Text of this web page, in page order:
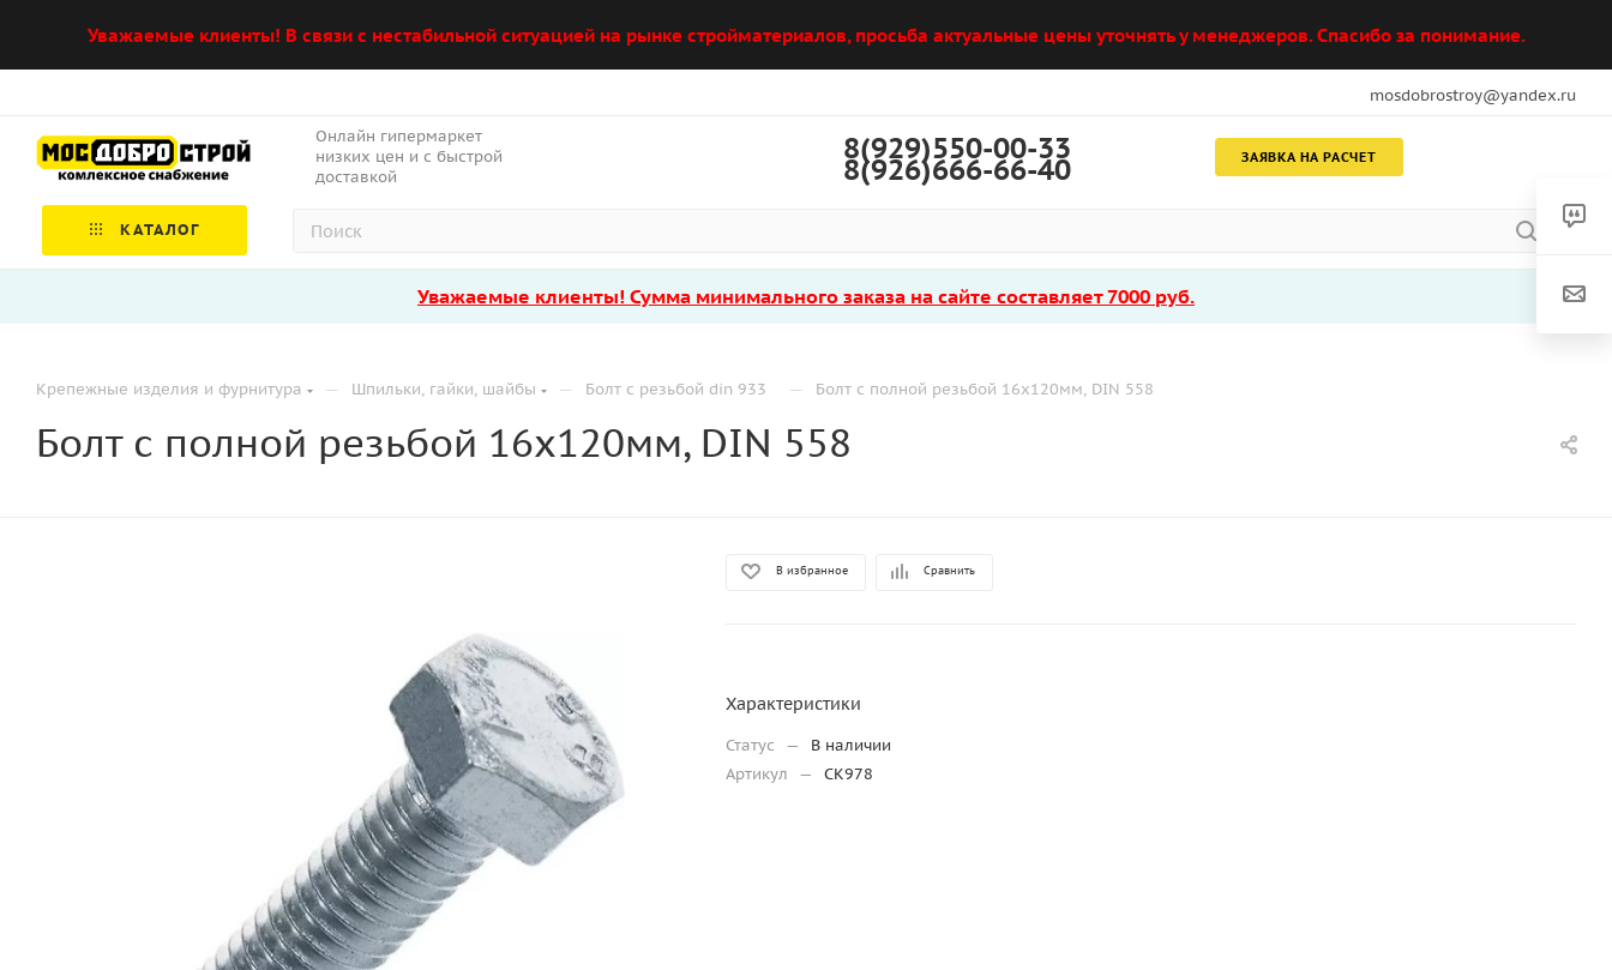
Уважаемые клиенты! В связи с нестабильной ситуацией на рынке стройматериалов, просьба актуальные цены уточнять у менеджеров. Спасибо за понимание.
mosdobrostroy@yandex.ru
Онлайн гипермаркет
низких цен и с быстрой
доставкой
ЗАЯВКА НА РАСЧЕТ
8(929)550-00-33
8(926)666-66-40
КАТАЛОГ
Уважаемые клиенты! Сумма минимального заказа на сайте составляет 7000 руб.
Крепежные изделия и фурнитура — Шпильки, гайки, шайбы — Болт с резьбой din 933 — Болт с полной резьбой 16х120мм, DIN 558
Болт с полной резьбой 16х120мм, DIN 558
В избранное Сравнить
Характеристики
Статус —
В наличии
Артикул
— CK978